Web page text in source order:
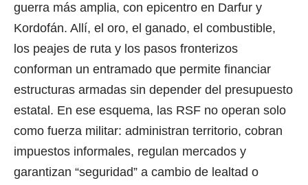
guerra más amplia, con epicentro en Darfur y
Kordofán. Allí, el oro, el ganado, el combustible,
los peajes de ruta y los pasos fronterizos
conforman un entramado que permite financiar
estructuras armadas sin depender del presupuesto
estatal. En ese esquema, las RSF no operan solo
como fuerza militar: administran territorio, cobran
impuestos informales, regulan mercados y
garantizan “seguridad” a cambio de lealtad o